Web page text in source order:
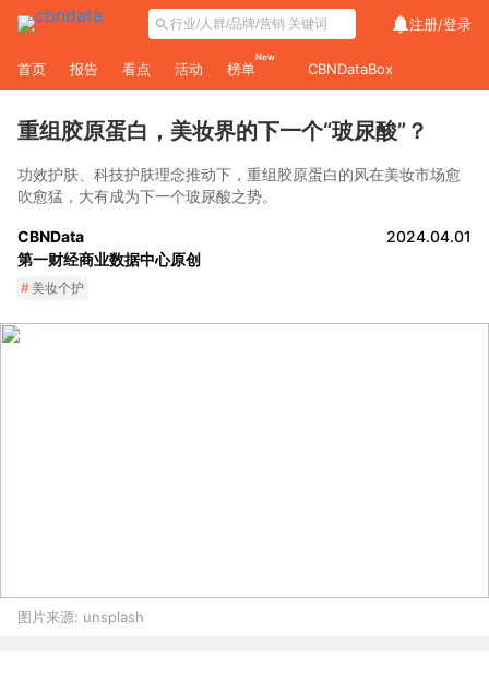
注册/登录
首页 报告 看点 活动 榜单
New
CBNDataBox
重组胶原蛋白，美妆界的下一个“玻尿酸”？
功效护肤、科技护肤理念推动下，重组胶原蛋白的风在美妆市场愈
吹愈猛，大有成为下一个玻尿酸之势。
CBNData
第一财经商业数据中心原创
2024.04.01
#美妆个护
图片来源: unsplash